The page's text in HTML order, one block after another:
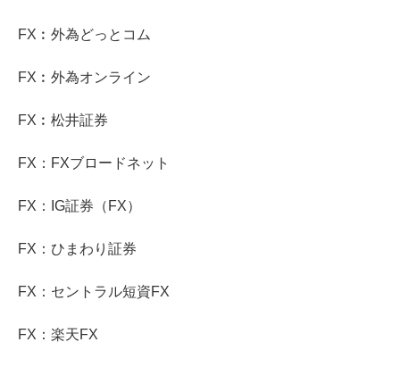
FX︰外為どっとコム
FX︰外為オンライン
FX︰松井証券
FX：FXブロードネット
FX：IG証券（FX）
FX：ひまわり証券
FX：セントラル短資FX
FX：楽天FX